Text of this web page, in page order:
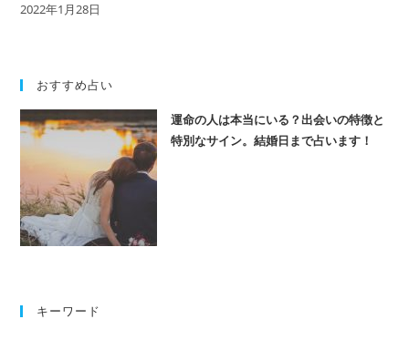
2022年1月28日
おすすめ占い
運命の人は本当にいる？出会いの特徴と
特別なサイン。結婚日まで占います！
キーワード